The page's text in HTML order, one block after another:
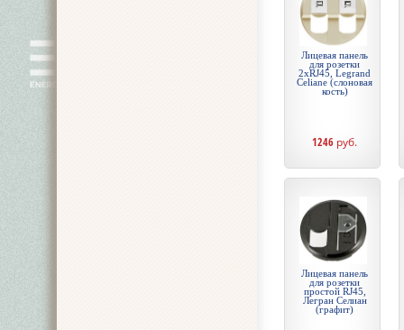
Лицевая панель
для розетки
2хRJ45, Legrand
Celiane (слоновая
кость)
1246 руб.
Лицевая панель
для розетки
простой RJ45,
Легран Селиан
(графит)